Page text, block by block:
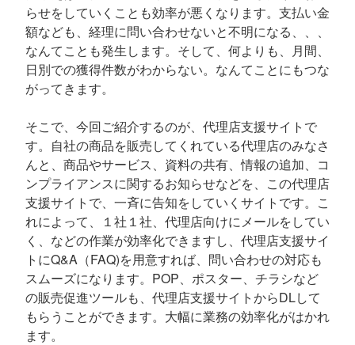
らせをしていくことも効率が悪くなります。支払い金
額なども、経理に問い合わせないと不明になる、、、
なんてことも発生します。そして、何よりも、月間、
日別での獲得件数がわからない。なんてことにもつな
がってきます。
そこで、今回ご紹介するのが、代理店支援サイトで
す。自社の商品を販売してくれている代理店のみなさ
んと、商品やサービス、資料の共有、情報の追加、コ
ンプライアンスに関するお知らせなどを、この代理店
支援サイトで、一斉に告知をしていくサイトです。こ
れによって、１社１社、代理店向けにメールをしてい
く、などの作業が効率化できますし、代理店支援サイ
トにQ&A（FAQ)を用意すれば、問い合わせの対応も
スムーズになります。POP、ポスター、チラシなど
の販売促進ツールも、代理店支援サイトからDLして
もらうことができます。大幅に業務の効率化がはかれ
ます。